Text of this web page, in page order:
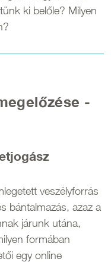
ki belőle? Milyen
-
veszélyforrás
bántalmazás, azaz a
járunk utána,
formában
egy online